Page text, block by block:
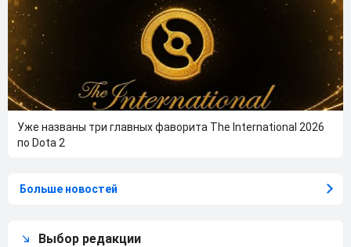
Уже названы три главных фаворита The International 2026
по Dota 2
Больше новостей
Выбор редакции